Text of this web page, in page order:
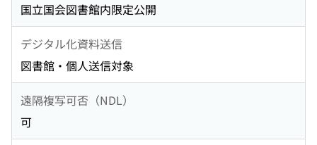
国立国会図書館内限定公開
デジタル化資料送信
図書館・個人送信対象
遠隔複写可否（NDL）
可